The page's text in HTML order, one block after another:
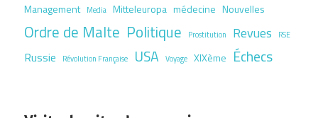
Management Media Mitteleuropa médecine Nouvelles
Ordre de Malte Politique Prostitution Revues RSE
Russie Révolution Française USA Voyage XIXème Échecs